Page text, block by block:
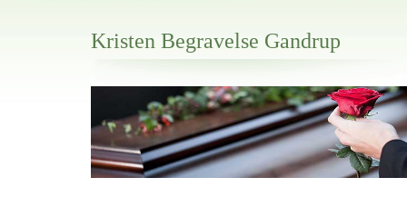
Kristen Begravelse Gandrup
Her hos os får du altid en god afslutning når det gælder
Kristen Begravelse Gandrup
vi hjælper i alle faser af begravelsel